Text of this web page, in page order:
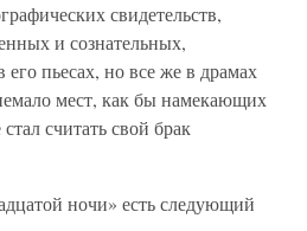
свидетельств,
и сознательных,
пьесах, но все же в драмах
мест, как бы намекающих
считать свой брак
ночи» есть следующий